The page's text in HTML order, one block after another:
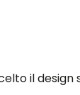
il design